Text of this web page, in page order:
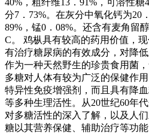
40%，粗纤维13．91%，可溶性糖
分7．73%。在灰分中氧化钙为20
89%，锰0．08%。还含有麦角留
C。 鸡枞具有较高的药用价值，
有治疗糖尿病的有效成分，对降
作为一种天然野生的珍贵食用菌
多糖对人体有较为广泛的保健作
特异性免疫增强剂，而且具有降
等多种生理活性。从20世纪60年
对多糖活性的深入了解，以及人
糖以其营养保健、辅助治疗等功